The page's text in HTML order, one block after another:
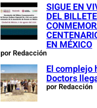
SIGUE EN
DEL BILLETE
EN MÉXICO
por Redacción
El complejo
Doctors
por Redacción